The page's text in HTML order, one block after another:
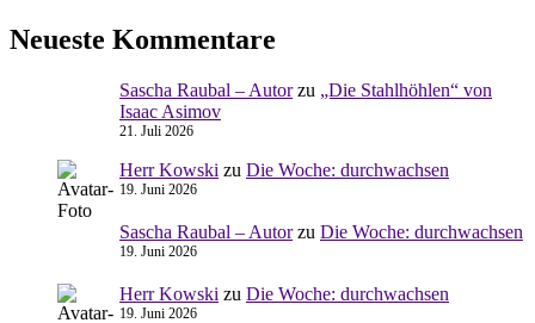
Neueste Kommentare
Sascha Raubal – Autorzu „Die Stahlhöhlen“ von
Isaac Asimov
21. Juli 2026
Herr Kowski zu Die Woche: durchwachsen
19. Juni 2026
Sascha Raubal – Autorzu Die Woche: durchwachsen
19. Juni 2026
Herr Kowski zu Die Woche: durchwachsen
19. Juni 2026